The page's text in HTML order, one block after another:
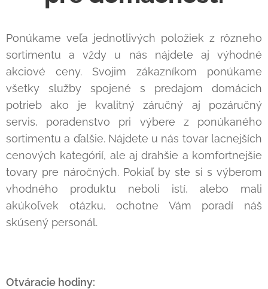
Ponúkame veľa jednotlivých položiek z rôzneho
sortimentu a vždy u nás nájdete aj výhodné
akciové ceny. Svojim zákazníkom ponúkame
všetky služby spojené s predajom domácich
potrieb ako je kvalitný záručný aj pozáručný
servis, poradenstvo pri výbere z ponúkaného
sortimentu a ďalšie. Nájdete u nás tovar lacnejších
cenových kategórií, ale aj drahšie a komfortnejšie
tovary pre náročných. Pokiaľ by ste si s výberom
vhodného produktu neboli istí, alebo mali
akúkoľvek otázku, ochotne Vám poradí náš
skúsený personál.
Otváracie hodiny: